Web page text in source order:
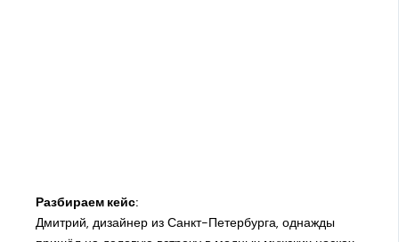
Разбираем кейс:
Дмитрий, дизайнер из Санкт-Петербурга, однажды